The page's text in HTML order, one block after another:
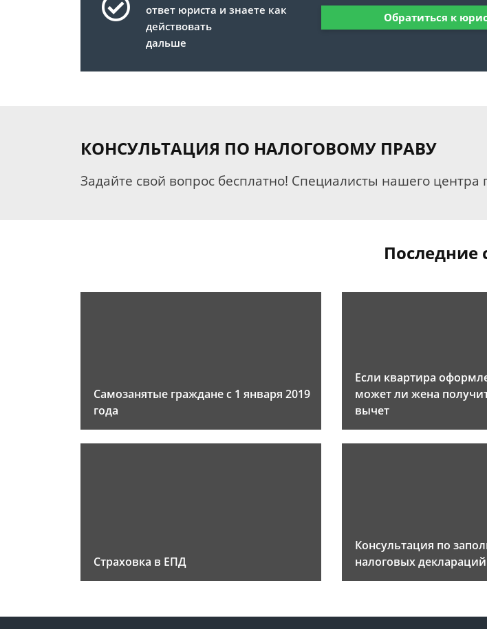
ответ юриста и знаете как
действовать
дальше
Обратиться к
КОНСУЛЬТАЦИЯ ПО НАЛОГОВОМУ ПРАВУ
Задайте свой вопрос бесплатно! Специалисты нашего центра
Последние
Самозанятые граждане с 1 января 2019
года
Если квартира
может ли жена
вычет
Страховка в ЕПД
Консультация по
налоговых деклараций